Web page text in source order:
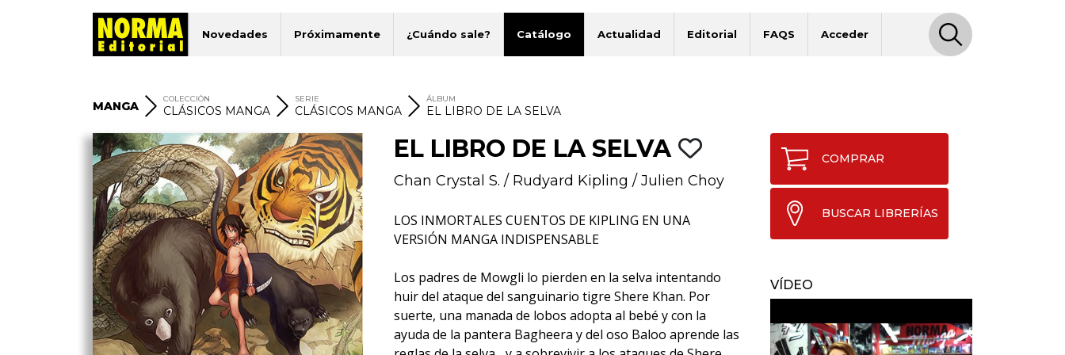
Novedades Próximamente ¿Cuándo sale? Catálogo Actualidad Editorial FAQS Acceder
MANGA
COLECCIÓN
CLÁSICOS MANGA
SERIE
CLÁSICOS MANGA
ÁLBUM
EL LIBRO DE LA SELVA
EL LIBRO DE LA SELVA
Chan Crystal S. / Rudyard Kipling / Julien Choy
LOS INMORTALES CUENTOS DE KIPLING EN UNA
VERSIÓN MANGA INDISPENSABLE
Los padres de Mowgli lo pierden en la selva intentando
huir del ataque del sanguinario tigre Shere Khan. Por
suerte, una manada de lobos adopta al bebé y con la
ayuda de la pantera Bagheera y del oso Baloo aprende las
COMPRAR
BUSCAR LIBRERÍAS
VÍDEO